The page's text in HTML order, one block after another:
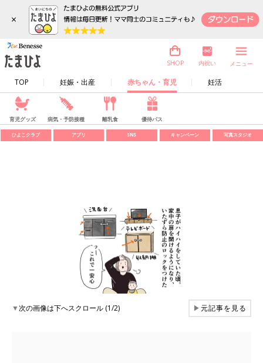
×
TOP 妊娠・出産 赤ちゃん・育児 妊活
SHOP 内祝い メニュー
育児グッズ 病気・予防接種 離乳食 優待パス
ひよこクラブ アプリ SNS キャンペーン 写真スタジオ
▼次の画像は下へスクロール (1/2) ▶元記事を見る